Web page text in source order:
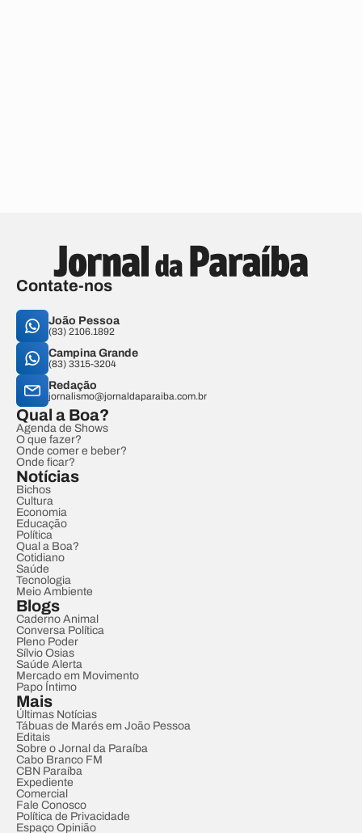
Contate-nos
João Pessoa
(83) 2106.1892
Campina Grande
(83) 3315-3204
Redação
jornalismo@jornaldaparaiba.com.br
Qual a Boa?
Agenda de Shows
O que fazer?
Onde comer e beber?
Onde ficar?
Notícias
Bichos
Cultura
Economia
Educação
Política
Qual a Boa?
Cotidiano
Saúde
Tecnologia
Meio Ambiente
Blogs
Caderno Animal
Conversa Política
Pleno Poder
Sílvio Osias
Saúde Alerta
Mercado em Movimento
Papo Íntimo
Mais
Últimas Notícias
Tábuas de Marés em João Pessoa
Editais
Sobre o Jornal da Paraíba
Cabo Branco FM
CBN Paraíba
Expediente
Comercial
Fale Conosco
Política de Privacidade
Espaço Opinião